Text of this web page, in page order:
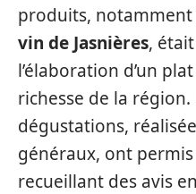
produits, notamment
vin de Jasnières,
l’élaboration d’un
richesse de la
dégustations,
généraux, ont
recueillant des avis